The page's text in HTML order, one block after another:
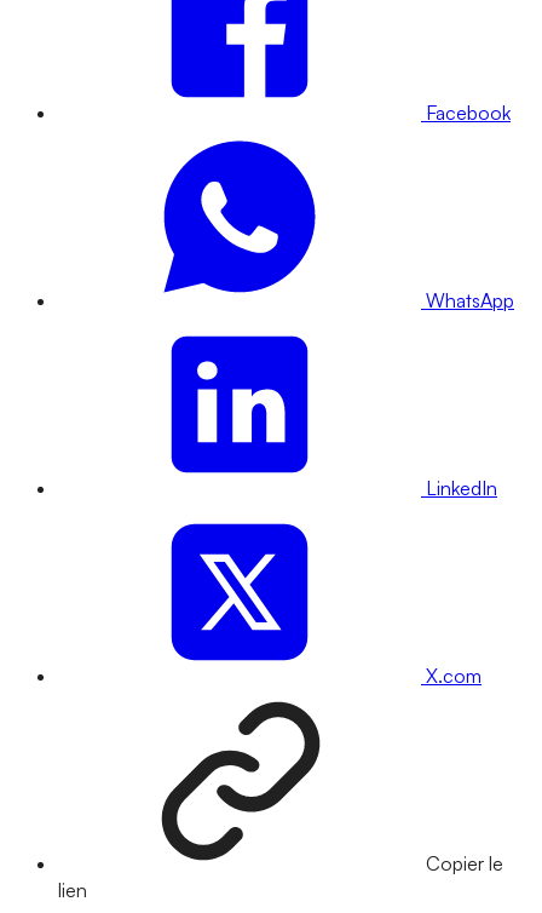
Facebook
WhatsApp
LinkedIn
X.com
Copier le
lien